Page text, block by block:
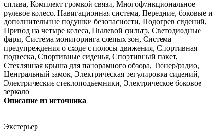
сплава, Комплект громкой связи, Многофункциональное
рулевое колесо, Навигационная система, Передние, боковые и
дополнительные подушки безопасности, Подогрев сидений,
Привод на четыре колеса, Пылевой фильтр, Светодиодные
фары, Система мониторинга слепых зон, Система
предупреждения о сходе с полосы движения, Спортивная
подвеска, Спортивные сиденья, Спортивный пакет,
Стеклянная крыша для панорамного обзора, Тюнер/радио,
Центральный замок, Электрическая регулировка сидений,
Электрические стеклоподъемники, Электрическое боковое
зеркало
Описание из источника
Экстерьер